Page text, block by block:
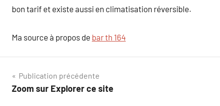
bon tarif et existe aussi en climatisation réversible.
Ma source à propos de bar th 164
Navigation
de
Publication précédente
Zoom sur Explorer ce site